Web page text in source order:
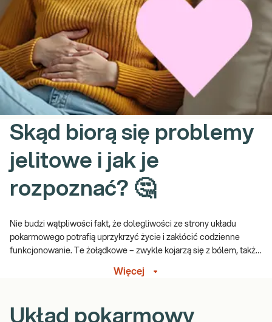
Skąd biorą się problemy
jelitowe i jak je
rozpoznać? 🤔
Nie budzi wątpliwości fakt, że dolegliwości ze strony układu
pokarmowego potrafią uprzykrzyć życie i zakłócić codzienne
funkcjonowanie. Te żołądkowe – zwykle kojarzą się z bólem, także
wachlarz objawów – poczynając od bólu, przez bulgotanie, aż po
jamy ustnej do odbytu to nawet 9 metrów. Biorąc pod uwagę tylko
Więcej
Układ pokarmowy